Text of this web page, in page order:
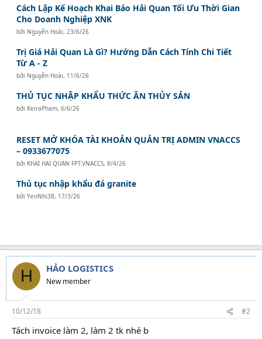
Cách Lập Kế Hoạch Khai Báo Hải Quan Tối Ưu Thời Gian
Cho Doanh Nghiệp XNK
bởi Nguyễn Hoài, 23/6/26
Trị Giá Hải Quan Là Gì? Hướng Dẫn Cách Tính Chi Tiết
Từ A - Z
bởi Nguyễn Hoài, 11/6/26
THỦ TỤC NHẬP KHẨU THỨC ĂN THỦY SẢN
bởi KeiraPham,6/6/26
RESET MỞ KHÓA TÀI KHOẢN QUẢN TRỊ ADMIN VNACCS
– 0933677075
bởi KHAI HAI QUAN FPT.VNACCS,8/4/26
Thủ tục nhập khẩu đá granite
bởiYenNhi38, 17/3/26
H HẢO LOGISTICS
New member
10/12/18 #2
Tách invoice làm 2, làm 2 tk nhé b